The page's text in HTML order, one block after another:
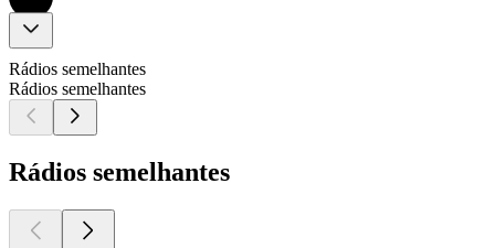
Rádios semelhantes
Rádios semelhantes
Rádios semelhantes